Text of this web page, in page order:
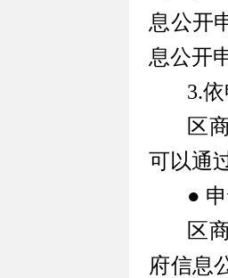
息公开
息公开
3.
区
可以通
●
区
府信息